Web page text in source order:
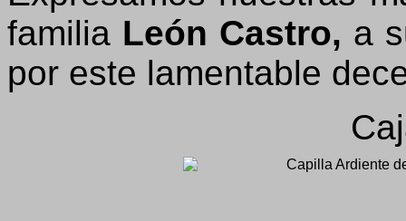
familia León Castro, a
por este lamentable